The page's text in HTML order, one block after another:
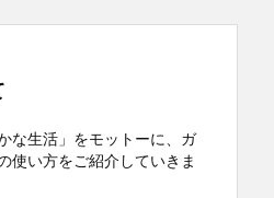
な生活」をモットーに、ガ
使い方をご紹介していきま